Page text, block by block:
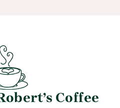
Coffee